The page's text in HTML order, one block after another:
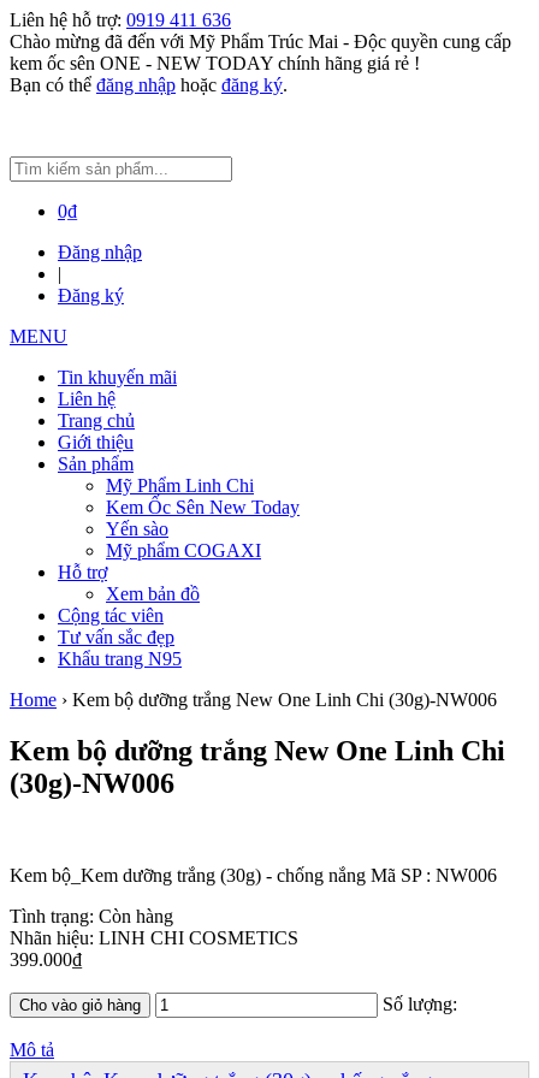
Liên hệ hỗ trợ: 0919 411 636
Chào mừng đã đến với Mỹ Phẩm Trúc Mai - Độc quyền cung cấp
kem ốc sên ONE - NEW TODAY chính hãng giá rẻ !
Bạn có thể đăng nhập hoặc đăng ký.
0₫
Đăng nhập
|
Đăng ký
MENU
Tin khuyến mãi
Liên hệ
Trang chủ
Giới thiệu
Sản phẩm
Mỹ Phẩm Linh Chi
Kem Ốc Sên New Today
Yến sào
Mỹ phẩm COGAXI
Hỗ trợ
Xem bản đồ
Cộng tác viên
Tư vấn sắc đẹp
Khẩu trang N95
Home › Kem bộ dưỡng trắng New One Linh Chi (30g)-NW006
Kem bộ dưỡng trắng New One Linh Chi
(30g)-NW006
Kem bộ_Kem dưỡng trắng (30g) - chống nắng Mã SP : NW006
Tình trạng: Còn hàng
Nhãn hiệu: LINH CHI COSMETICS
399.000₫
Cho vào giỏ hàng Số lượng:
Mô tả